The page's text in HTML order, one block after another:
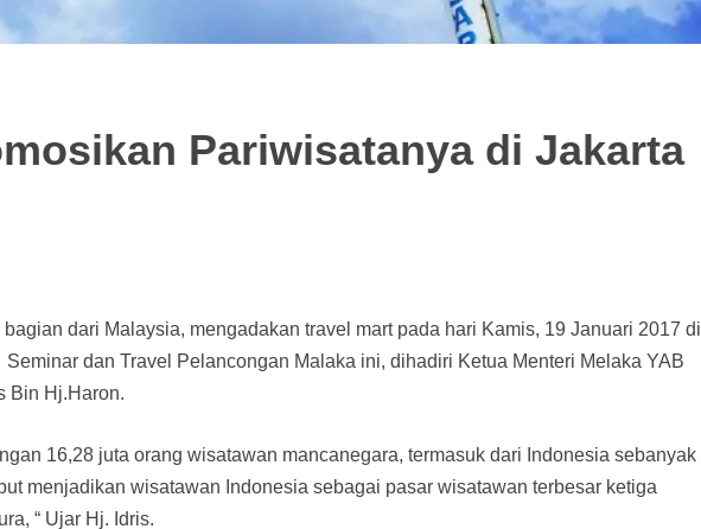
Pariwisatanya di Jakarta
dari Malaysia, mengadakan travel mart pada hari Kamis, 19 Januari 2017 di
dan Travel Pelancongan Malaka ini, dihadiri Ketua Menteri Melaka YAB
Bin Hj.Haron.
16,28 juta orang wisatawan mancanegara, termasuk dari Indonesia sebanyak
menjadikan wisatawan Indonesia sebagai pasar wisatawan terbesar ketiga
“ Ujar Hj. Idris.